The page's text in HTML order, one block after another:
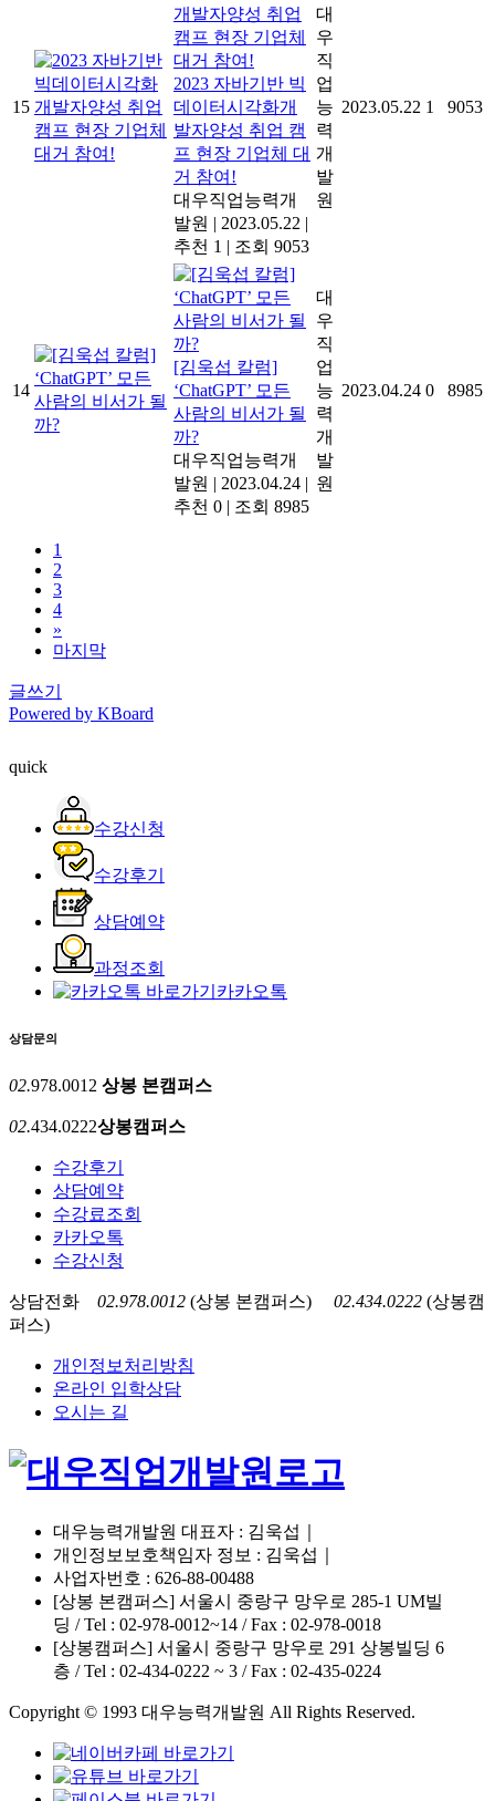
15
2023 자바기반 빅
데이터시각화개
발자양성 취업 캠
프 현장 기업체 대
거 참여!
대우직업능력개
발원 | 2023.05.22 |
추천 1 | 조회 9053
대
우
직
업
능
력
개
발
원
2023.05.22 1 9053
14
[김욱섭 칼럼]
‘ChatGPT’ 모든
사람의 비서가 될
까?
대우직업능력개
발원 | 2023.04.24 |
추천 0 | 조회 8985
대
우
직
업
능
력
개
발
원
2023.04.24 0 8985
1
2
3
4
»
마지막
글쓰기
Powered by KBoard
quick
수강신청
수강후기
상담예약
과정조회
카카오톡
상담문의
02.978.0012 상봉 본캠퍼스
02.434.0222상봉캠퍼스
수강후기
상담예약
수강료조회
카카오톡
수강신청
상담전화 02.978.0012 (상봉 본캠퍼스) 02.434.0222 (상봉캠
퍼스)
개인정보처리방침
온라인 입학상담
오시는 길
대우능력개발원 대표자 : 김욱섭｜
개인정보보호책임자 정보 : 김욱섭｜
사업자번호 : 626-88-00488
[상봉 본캠퍼스] 서울시 중랑구 망우로 285-1 UM빌
딩 / Tel : 02-978-0012~14 / Fax : 02-978-0018
[상봉캠퍼스] 서울시 중랑구 망우로 291 상봉빌딩 6
층 / Tel : 02-434-0222 ~ 3 / Fax : 02-435-0224
Copyright © 1993 대우능력개발원 All Rights Reserved.